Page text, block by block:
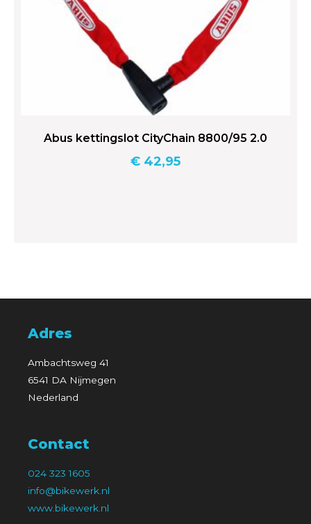
Abus kettingslot CityChain 8800/95 2.0
€ 42,95
Adres
Ambachtsweg 41
6541 DA Nijmegen
Nederland
Contact
024 323 1605
info@bikewerk.nl
www.bikewerk.nl